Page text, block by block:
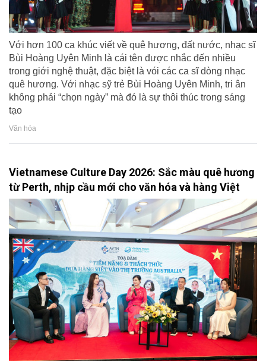
Với hơn 100 ca khúc viết về quê hương, đất nước, nhạc sĩ
Bùi Hoàng Uyên Minh là cái tên được nhắc đến nhiều
trong giới nghệ thuật, đặc biệt là vói các ca sĩ dòng nhạc
quê hương. Với nhạc sỹ trẻ Bùi Hoàng Uyên Minh, tri ân
không phải “chọn ngày” mà đó là sự thôi thúc trong sáng
tạo
Văn hóa
Vietnamese Culture Day 2026: Sắc màu quê hương
từ Perth, nhịp cầu mới cho văn hóa và hàng Việt